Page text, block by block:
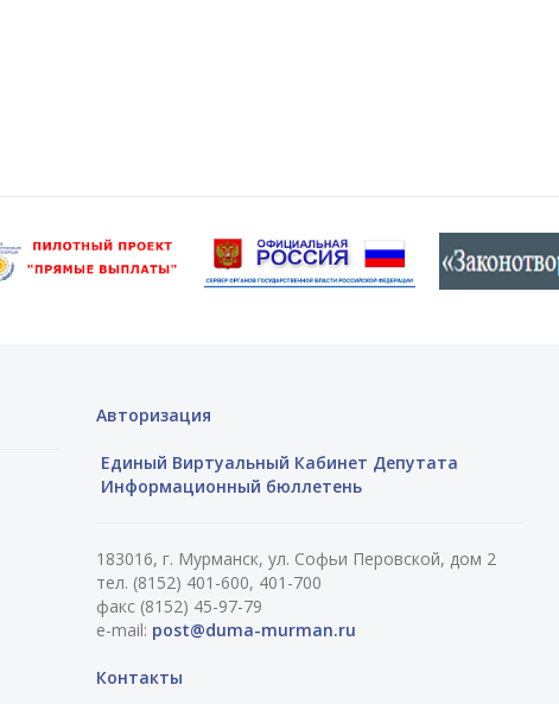
Авторизация
Единый Виртуальный Кабинет Депутата
Информационный бюллетень
183016, г. Мурманск, ул. Софьи Перовской, дом 2
тел. (8152) 401-600, 401-700
факс (8152) 45-97-79
e-mail: post@duma-murman.ru
Контакты